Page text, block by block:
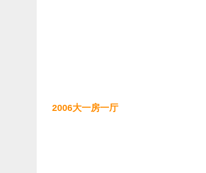
2006大一房一厅